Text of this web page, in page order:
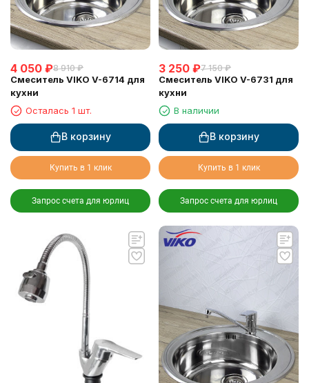
4 050 ₽8 910 ₽
Смеситель VIKO V-6714 для
кухни
Осталась 1 шт.
В корзину
Купить в 1 клик
Запрос счета для юрлиц
3 250 ₽7 150 ₽
Смеситель VIKO V-6731 для
кухни
В наличии
В корзину
Купить в 1 клик
Запрос счета для юрлиц